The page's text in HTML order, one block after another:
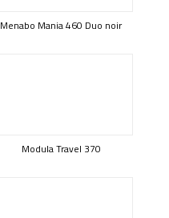
Menabo Mania 460 Duo noir
Modula Travel 370